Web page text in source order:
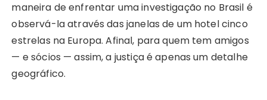
maneira de enfrentar uma investigação no Brasil é
observá-la através das janelas de um hotel cinco
estrelas na Europa. Afinal, para quem tem amigos
— e sócios — assim, a justiça é apenas um detalhe
geográfico.